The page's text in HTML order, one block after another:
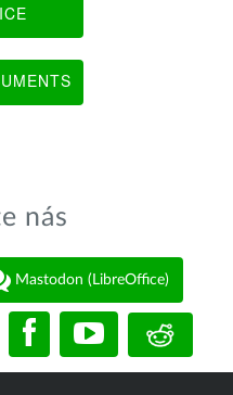
nás
Mastodon (LibreOffice)